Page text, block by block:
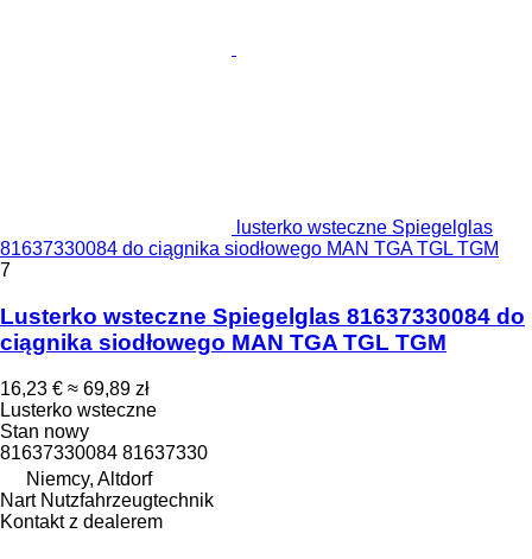
lusterko wsteczne Spiegelglas
81637330084 do ciągnika siodłowego MAN TGA TGL TGM
7
Lusterko wsteczne Spiegelglas 81637330084 do
ciągnika siodłowego MAN TGA TGL TGM
16,23 € ≈ 69,89 zł
Lusterko wsteczne
Stan nowy
81637330084 81637330
Niemcy, Altdorf
Nart Nutzfahrzeugtechnik
Kontakt z dealerem